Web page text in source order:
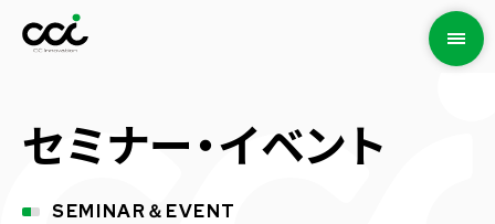
セミナー・イベント
SEMINAR＆EVENT